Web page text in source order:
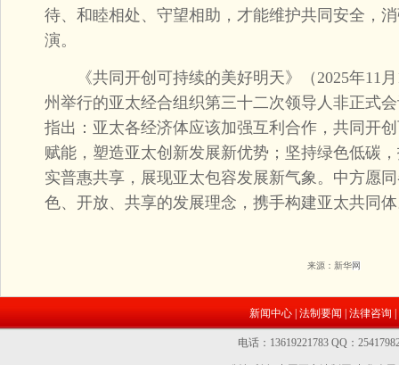
待、和睦相处、守望相助，才能维护共同安全，
演。
《共同开创可持续的美好明天》（2025年11月
州举行的亚太经合组织第三十二次领导人非正式
指出：亚太各经济体应该加强互利合作，共同开
赋能，塑造亚太创新发展新优势；坚持绿色低碳
实普惠共享，展现亚太包容发展新气象。中方愿
色、开放、共享的发展理念，携手构建亚太共同
来源：新华网
新闻中心 法制要闻 法律咨询
电话：13619221783 QQ：